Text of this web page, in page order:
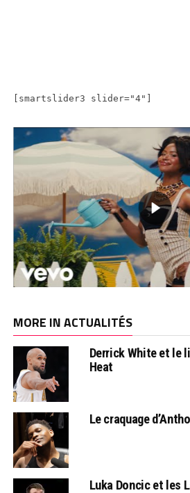
[smartslider3 slider="4"]
MORE IN ACTUALITÉS
Derrick White et le
Heat
Le craquage
Luka Doncic et les